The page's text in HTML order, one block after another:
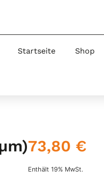
Startseite Shop
73,80 €
Enthält 19% MwSt.